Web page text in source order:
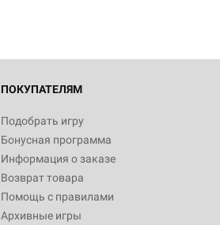
ПОКУПАТЕЛЯМ
Подобрать игру
Бонусная программа
Информация о заказе
Возврат товара
Помощь с правилами
Архивные игры